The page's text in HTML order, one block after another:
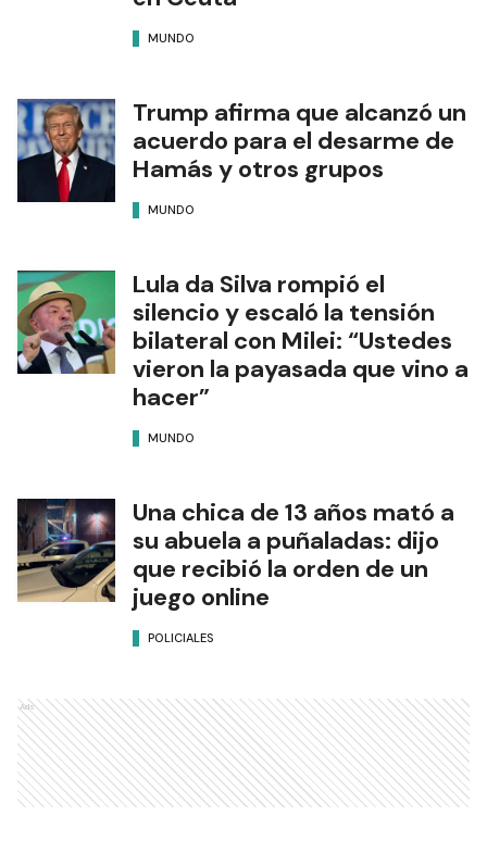
MUNDO
Trump afirma que alcanzó un
acuerdo para el desarme de
Hamás y otros grupos
MUNDO
Lula da Silva rompió el
silencio y escaló la tensión
bilateral con Milei: “Ustedes
vieron la payasada que vino a
hacer”
MUNDO
Una chica de 13 años mató a
su abuela a puñaladas: dijo
que recibió la orden de un
juego online
POLICIALES
Ads